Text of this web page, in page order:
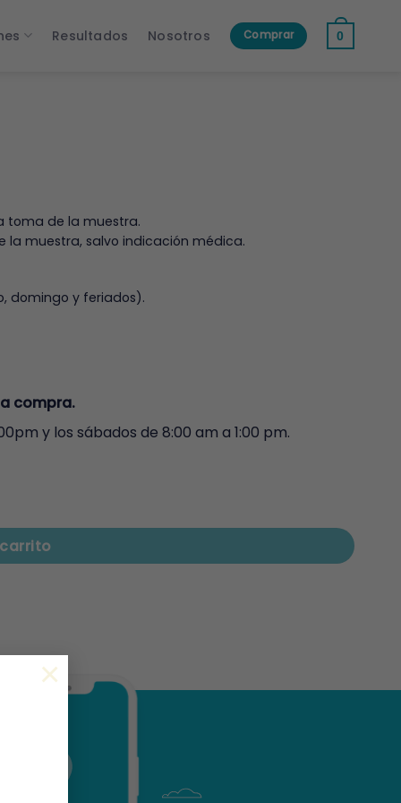
×
Resultados Nosotros Comprar 0
toma de la muestra.
la muestra, salvo indicación médica.
domingo y feriados).
compra.
y los sábados de 8:00 am a 1:00 pm.